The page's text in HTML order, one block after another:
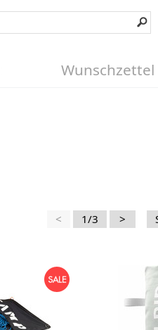
Wunschzettel
< 1/3 >